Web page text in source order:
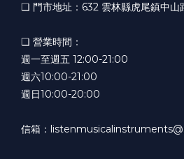
❏ 門市地址：632 雲林縣虎尾鎮中山
❏ 營業時間：
週一至週五 12:00-21:00
週六10:00-21:00
週日10:00-20:00
信箱：